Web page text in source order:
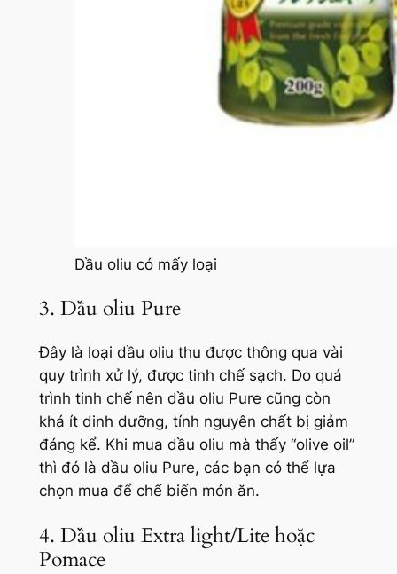
Dầu oliu có mấy loại
3. Dầu oliu Pure
Đây là loại dầu oliu thu được thông qua vài
quy trình xử lý, được tinh chế sạch. Do quá
trình tinh chế nên dầu oliu Pure cũng còn
khá ít dinh dưỡng, tính nguyên chất bị giảm
đáng kể. Khi mua dầu oliu mà thấy “olive oil”
thì đó là dầu oliu Pure, các bạn có thể lựa
chọn mua để chế biến món ăn.
4. Dầu oliu Extra light/Lite hoặc
Pomace